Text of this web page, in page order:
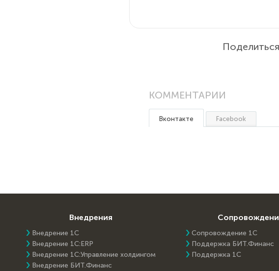
КОММЕНТАРИИ
Вконтакте Facebook
Внедрения
Внедрение 1С
Внедрение 1C:ERP
Внедрение 1С:Управление холдингом
Внедрение БИТ.Финанс
Сопровождение 1С
Поддержка БИТ.Финанс
Поддержка 1С